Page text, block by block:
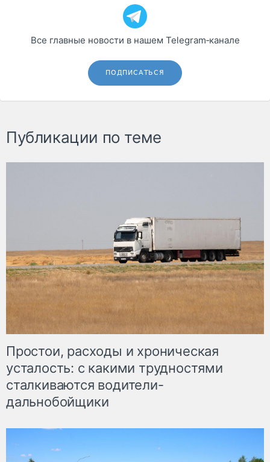
Все главные новости в нашем Telegram‑канале
ПОДПИСАТЬСЯ
Публикации по теме
Простои, расходы и хроническая
усталость: с какими трудностями
сталкиваются водители-
дальнобойщики